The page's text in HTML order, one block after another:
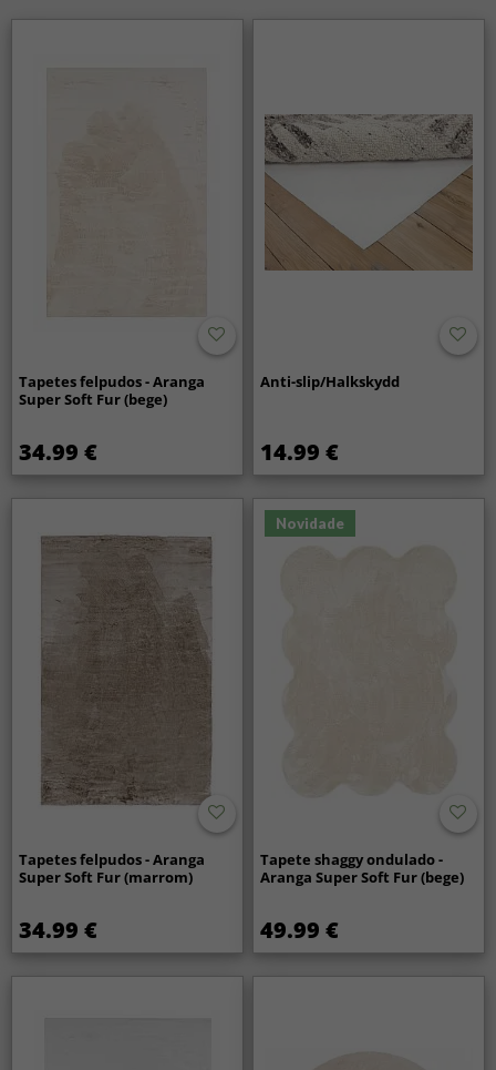
Tapetes felpudos - Aranga
Super Soft Fur (bege)
34.99 €
Anti-slip/Halkskydd
14.99 €
Tapetes felpudos - Aranga
Super Soft Fur (marrom)
34.99 €
Novidade
Tapete shaggy ondulado -
Aranga Super Soft Fur (bege)
49.99 €